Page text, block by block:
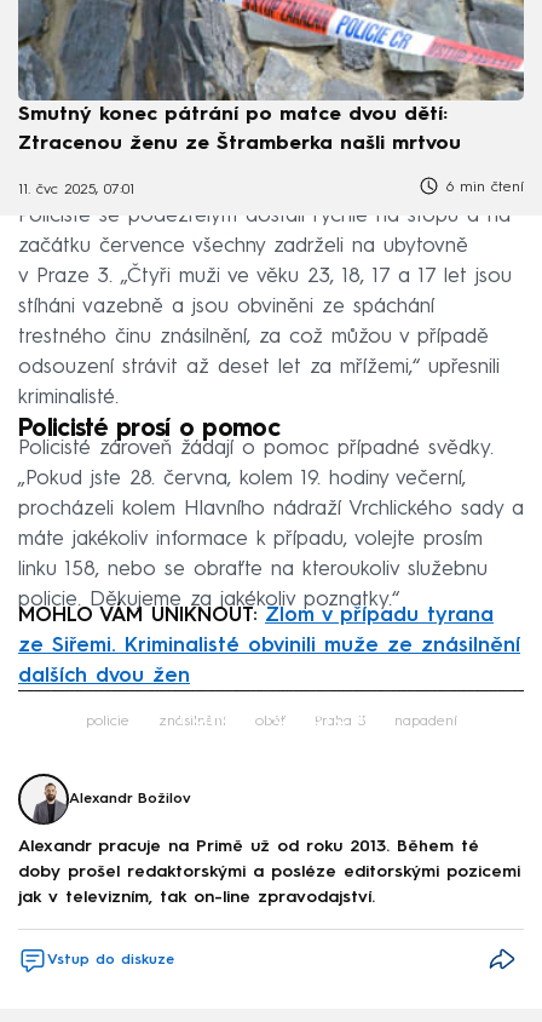
Smutný konec pátrání po matce dvou dětí:
Ztracenou ženu ze Štramberka našli mrtvou
11. čvc 2025, 07:01 6 min čtení
Policisté se podezřelým dostali rychle na stopu a na
začátku července všechny zadrželi na ubytovně
v Praze 3. „Čtyři muži ve věku 23, 18, 17 a 17 let jsou
stíháni vazebně a jsou obviněni ze spáchání
trestného činu znásilnění, za což můžou v případě
odsouzení strávit až deset let za mřížemi,“ upřesnili
kriminalisté.
Policisté prosí o pomoc
Policisté zároveň žádají o pomoc případné svědky.
„Pokud jste 28. června, kolem 19. hodiny večerní,
procházeli kolem Hlavního nádraží Vrchlického sady a
máte jakékoliv informace k případu, volejte prosím
linku 158, nebo se obraťte na kteroukoliv služebnu
policie. Děkujeme za jakékoliv poznatky.“
MOHLO VÁM UNIKNOUT: Zlom v případu tyrana
ze Siřemi. Kriminalisté obvinili muže ze znásilnění
dalších dvou žen
Failed to fetch
policie znásilnění oběť Praha 3 napadení
Alexandr Božilov
Alexandr pracuje na Primě už od roku 2013. Během té
doby prošel redaktorskými a posléze editorskými pozicemi
jak v televizním, tak on-line zpravodajství.
Vstup do diskuze